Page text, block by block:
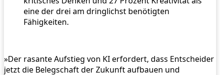
eine der drei am dringlichst benötigten
Fähigkeiten.
»Der rasante Aufstieg von KI erfordert, dass Entscheider
jetzt die Belegschaft der Zukunft aufbauen und